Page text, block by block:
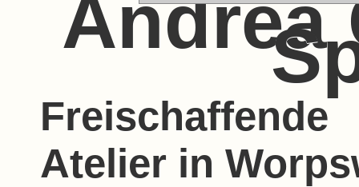
Andrea
Atelier in